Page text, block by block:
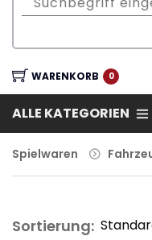
WARENKORB 0
ALLE KATEGORIEN
Spielwaren
Sortierung: